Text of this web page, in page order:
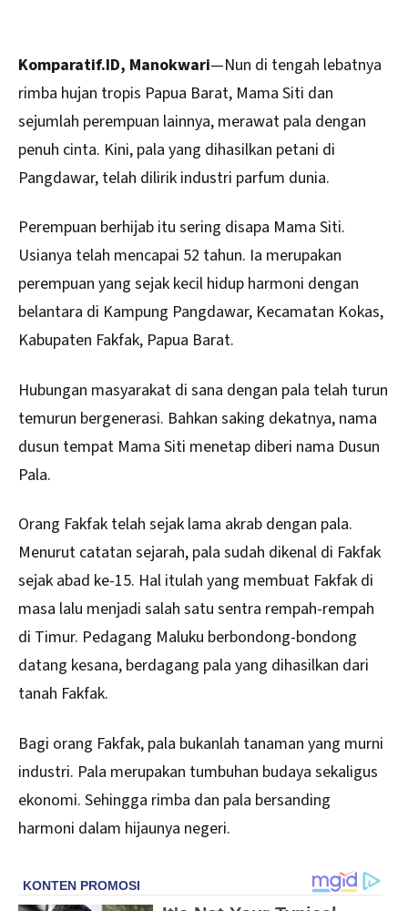
Komparatif.ID, Manokwari—Nun di tengah lebatnya
rimba hujan tropis Papua Barat, Mama Siti dan
sejumlah perempuan lainnya, merawat pala dengan
penuh cinta. Kini, pala yang dihasilkan petani di
Pangdawar, telah dilirik industri parfum dunia.
Perempuan berhijab itu sering disapa Mama Siti.
Usianya telah mencapai 52 tahun. Ia merupakan
perempuan yang sejak kecil hidup harmoni dengan
belantara di Kampung Pangdawar, Kecamatan Kokas,
Kabupaten Fakfak, Papua Barat.
Hubungan masyarakat di sana dengan pala telah turun
temurun bergenerasi. Bahkan saking dekatnya, nama
dusun tempat Mama Siti menetap diberi nama Dusun
Pala.
Orang Fakfak telah sejak lama akrab dengan pala.
Menurut catatan sejarah, pala sudah dikenal di Fakfak
sejak abad ke-15. Hal itulah yang membuat Fakfak di
masa lalu menjadi salah satu sentra rempah-rempah
di Timur. Pedagang Maluku berbondong-bondong
datang kesana, berdagang pala yang dihasilkan dari
tanah Fakfak.
Bagi orang Fakfak, pala bukanlah tanaman yang murni
industri. Pala merupakan tumbuhan budaya sekaligus
ekonomi. Sehingga rimba dan pala bersanding
harmoni dalam hijaunya negeri.